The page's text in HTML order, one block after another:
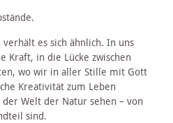
es sich ähnlich. In uns
Kraft, in die Lücke zwischen
wo wir in aller Stille mit Gott
Kreativität zum Leben
Welt der Natur sehen – von
sind.